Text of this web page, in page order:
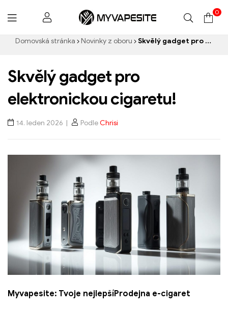
Myvapesite.de
0
Domovská stránka Novinky z oboru Skvělý gadget pro elektronickou cigaretu!
Skvělý gadget pro
elektronickou cigaretu!
14. leden 2026 PodleChrisi
Myvapesite: Tvoje nejlepšíProdejna e-cigaret